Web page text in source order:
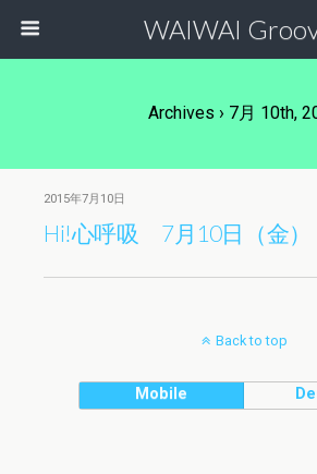
WAIWAI
Archives › 7月 10th,
2015年7月10日
Hi!心呼吸 7月10日（金）
Back to top
Mobile